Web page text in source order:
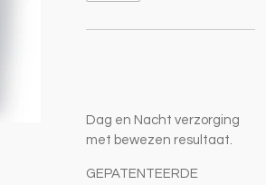
Dag en Nacht verzorging
met bewezen resultaat.
GEPATENTEERDE